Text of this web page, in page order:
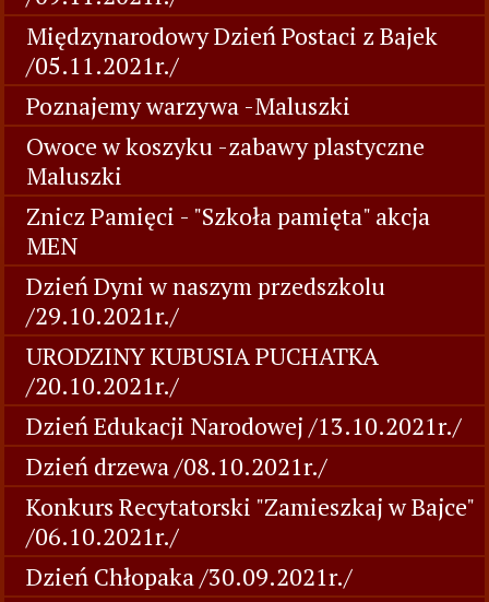
Międzynarodowy Dzień Postaci z Bajek
/05.11.2021r./
Poznajemy warzywa -Maluszki
Owoce w koszyku -zabawy plastyczne
Maluszki
Znicz Pamięci - "Szkoła pamięta" akcja
MEN
Dzień Dyni w naszym przedszkolu
/29.10.2021r./
URODZINY KUBUSIA PUCHATKA
/20.10.2021r./
Dzień Edukacji Narodowej /13.10.2021r./
Dzień drzewa /08.10.2021r./
Konkurs Recytatorski "Zamieszkaj w Bajce"
/06.10.2021r./
Dzień Chłopaka /30.09.2021r./